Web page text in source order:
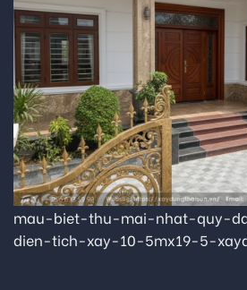
mau-biet-thu-mai-nhat-quy-
dien-tich-xay-10-5mx19-5-